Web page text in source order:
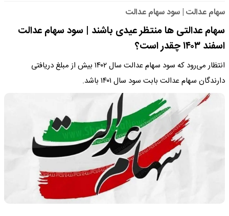
سهام عدالت | سود سهام عدالت
سهام عدالتی ها منتظر عیدی باشند | سود سهام عدالت
اسفند ۱۴۰۳ چقدر است؟
انتظار می‌رود که سود سهام عدالت سال ۱۴۰۲ بیش از مبلغ دریافتی
دارندگان سهام عدالت بابت سود سال ۱۴۰۱ باشد.